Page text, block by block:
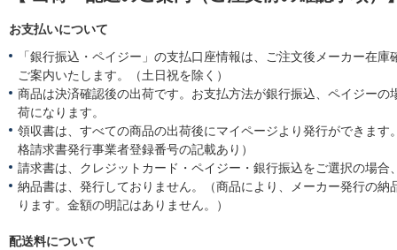
お支払いについて
「銀行振込・ペイジー」の支払口座情報は、ご注文後メーカー在
ご案内いたします。（土日祝を除く）
商品は決済確認後の出荷です。お支払方法が銀行振込、ペイジーの
荷になります。
領収書は、すべての商品の出荷後にマイページより発行ができます
格請求書発行事業者登録番号の記載あり）
請求書は、クレジットカード・ペイジー・銀行振込をご選択の場合
納品書は、発行しておりません。（商品により、メーカー発行の納
ります。金額の明記はありません。）
配送料について